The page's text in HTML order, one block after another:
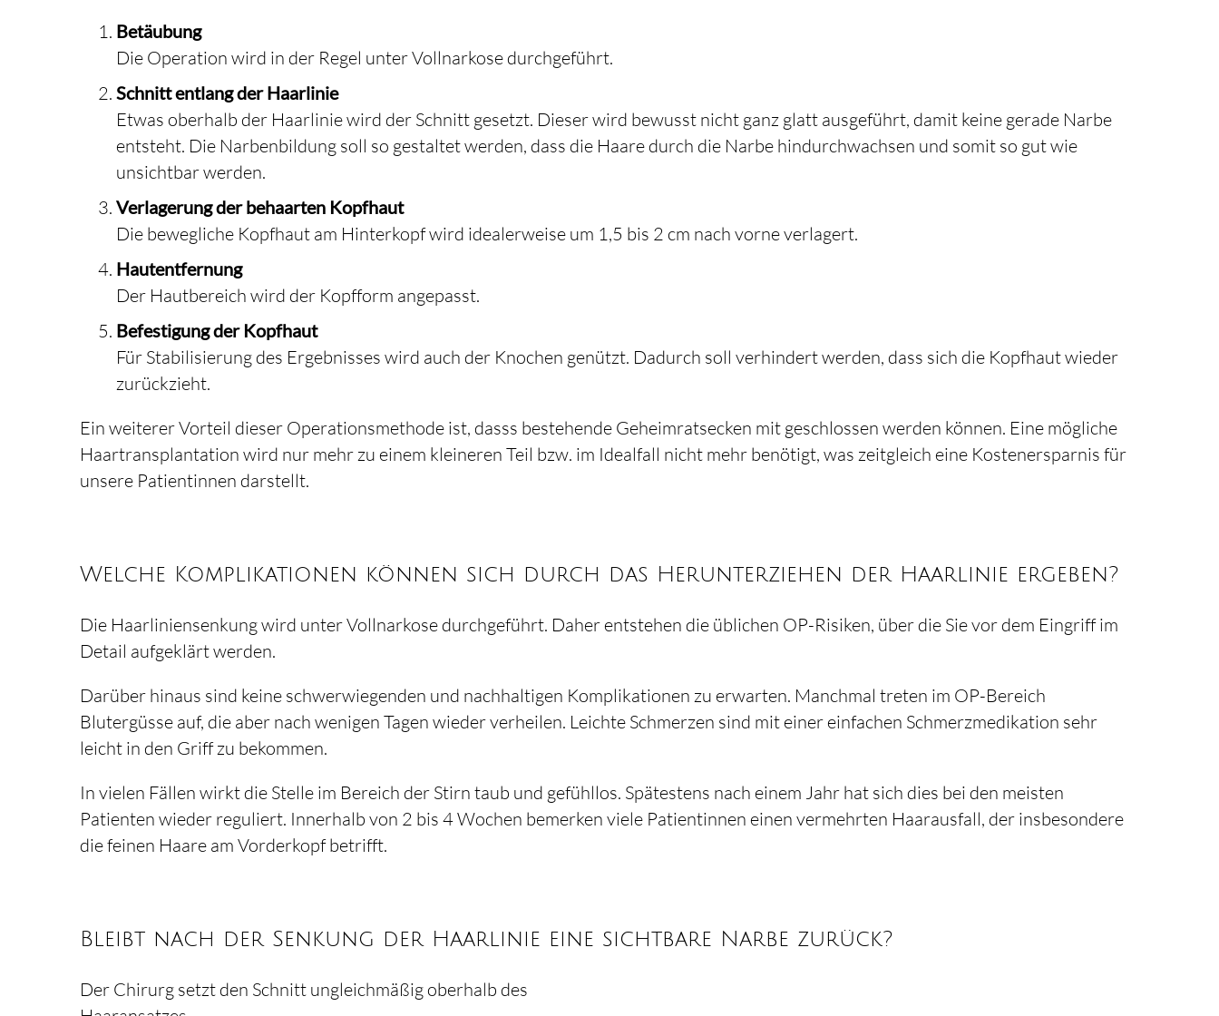
Betäubung
Die Operation wird in der Regel unter Vollnarkose durchgeführt.
Schnitt entlang der Haarlinie
Etwas oberhalb der Haarlinie wird der Schnitt gesetzt. Dieser wird bewusst nicht ganz glatt ausgeführt, damit keine gerade Narbe
entsteht. Die Narbenbildung soll so gestaltet werden, dass die Haare durch die Narbe hindurchwachsen und somit so gut wie
unsichtbar werden.
Verlagerung der behaarten Kopfhaut
Die bewegliche Kopfhaut am Hinterkopf wird idealerweise um 1,5 bis 2 cm nach vorne verlagert.
Hautentfernung
Der Hautbereich wird der Kopfform angepasst.
Befestigung der Kopfhaut
Für Stabilisierung des Ergebnisses wird auch der Knochen genützt. Dadurch soll verhindert werden, dass sich die Kopfhaut wieder
zurückzieht.
Ein weiterer Vorteil dieser Operationsmethode ist, dasss bestehende Geheimratsecken mit geschlossen werden können. Eine mögliche
Haartransplantation wird nur mehr zu einem kleineren Teil bzw. im Idealfall nicht mehr benötigt, was zeitgleich eine Kostenersparnis für
unsere Patientinnen darstellt.
Welche Komplikationen können sich durch das Herunterziehen der Haarlinie ergeben?
Die Haarliniensenkung wird unter Vollnarkose durchgeführt. Daher entstehen die üblichen OP-Risiken, über die Sie vor dem Eingriff im
Detail aufgeklärt werden.
Darüber hinaus sind keine schwerwiegenden und nachhaltigen Komplikationen zu erwarten. Manchmal treten im OP-Bereich
Blutergüsse auf, die aber nach wenigen Tagen wieder verheilen. Leichte Schmerzen sind mit einer einfachen Schmerzmedikation sehr
leicht in den Griff zu bekommen.
In vielen Fällen wirkt die Stelle im Bereich der Stirn taub und gefühllos. Spätestens nach einem Jahr hat sich dies bei den meisten
Patienten wieder reguliert. Innerhalb von 2 bis 4 Wochen bemerken viele Patientinnen einen vermehrten Haarausfall, der insbesondere
die feinen Haare am Vorderkopf betrifft.
Bleibt nach der Senkung der Haarlinie eine sichtbare Narbe zurück?
Der Chirurg setzt den Schnitt ungleichmäßig oberhalb des